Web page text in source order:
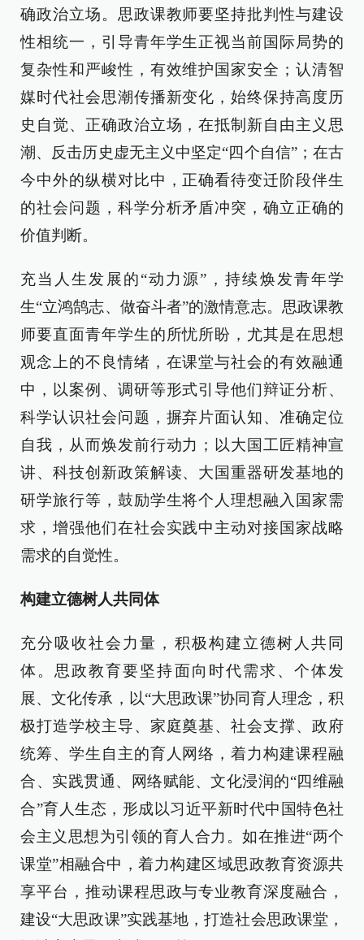
确政治立场。思政课教师要坚持批判性与建设
性相统一，引导青年学生正视当前国际局势的
复杂性和严峻性，有效维护国家安全；认清智
媒时代社会思潮传播新变化，始终保持高度历
史自觉、正确政治立场，在抵制新自由主义思
潮、反击历史虚无主义中坚定“四个自信”；在古
今中外的纵横对比中，正确看待变迁阶段伴生
的社会问题，科学分析矛盾冲突，确立正确的
价值判断。
充当人生发展的“动力源”，持续焕发青年学
生“立鸿鹄志、做奋斗者”的激情意志。思政课教
师要直面青年学生的所忧所盼，尤其是在思想
观念上的不良情绪，在课堂与社会的有效融通
中，以案例、调研等形式引导他们辩证分析、
科学认识社会问题，摒弃片面认知、准确定位
自我，从而焕发前行动力；以大国工匠精神宣
讲、科技创新政策解读、大国重器研发基地的
研学旅行等，鼓励学生将个人理想融入国家需
求，增强他们在社会实践中主动对接国家战略
需求的自觉性。
构建立德树人共同体
充分吸收社会力量，积极构建立德树人共同
体。思政教育要坚持面向时代需求、个体发
展、文化传承，以“大思政课”协同育人理念，积
极打造学校主导、家庭奠基、社会支撑、政府
统筹、学生自主的育人网络，着力构建课程融
合、实践贯通、网络赋能、文化浸润的“四维融
合”育人生态，形成以习近平新时代中国特色社
会主义思想为引领的育人合力。如在推进“两个
课堂”相融合中，着力构建区域思政教育资源共
享平台，推动课程思政与专业教育深度融合，
建设“大思政课”实践基地，打造社会思政课堂，